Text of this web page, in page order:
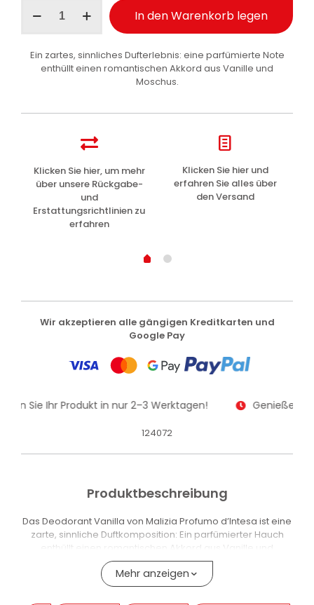
Profumo
Deodorant
Vanilla
Menge
In den Warenkorb legen
Ein zartes, sinnliches Dufterlebnis: eine parfümierte Note
enthüllt einen romantischen Akkord aus Vanille und
Moschus.
Klicken Sie hier, um mehr
über unsere Rückgabe-
und
Erstattungsrichtlinien zu
erfahren
Klicken Sie hier und
erfahren Sie alles über
den Versand
Wir akzeptieren alle gängigen Kreditkarten und
Google Pay
Sie Ihr Produkt in nur 2–3 Werktagen! Genießen
124072
Produktbeschreibung
Das Deodorant Vanilla von Malizia Profumo d’Intesa ist eine
zarte, sinnliche Duftkomposition: Ein parfümierter Hauch
enthüllt einen romantischen Akkord aus Vanille und
Moschus – süss und verführerisch.
Es gehört zur Linie Profumo d’Intesa Seduction Parfum, die
Mehr anzeigen